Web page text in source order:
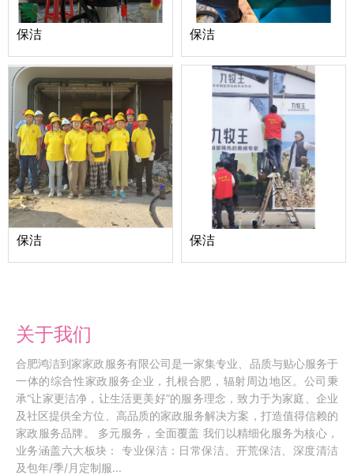
保洁 保洁
保洁 保洁
关于我们
合肥鸿洁到家家政服务有限公司是一家集专业、品质与贴心服务于
一体的综合性家政服务企业，扎根合肥，辐射周边地区。公司秉
承“让家更洁净，让生活更美好”的服务理念，致力于为家庭、企业
及社区提供全方位、高品质的家政服务解决方案，打造值得信赖的
家政服务品牌。 多元服务，全面覆盖 我们以精细化服务为核心，
业务涵盖六大板块： 专业保洁：日常保洁、开荒保洁、深度清洁
及包年/季/月定制服...